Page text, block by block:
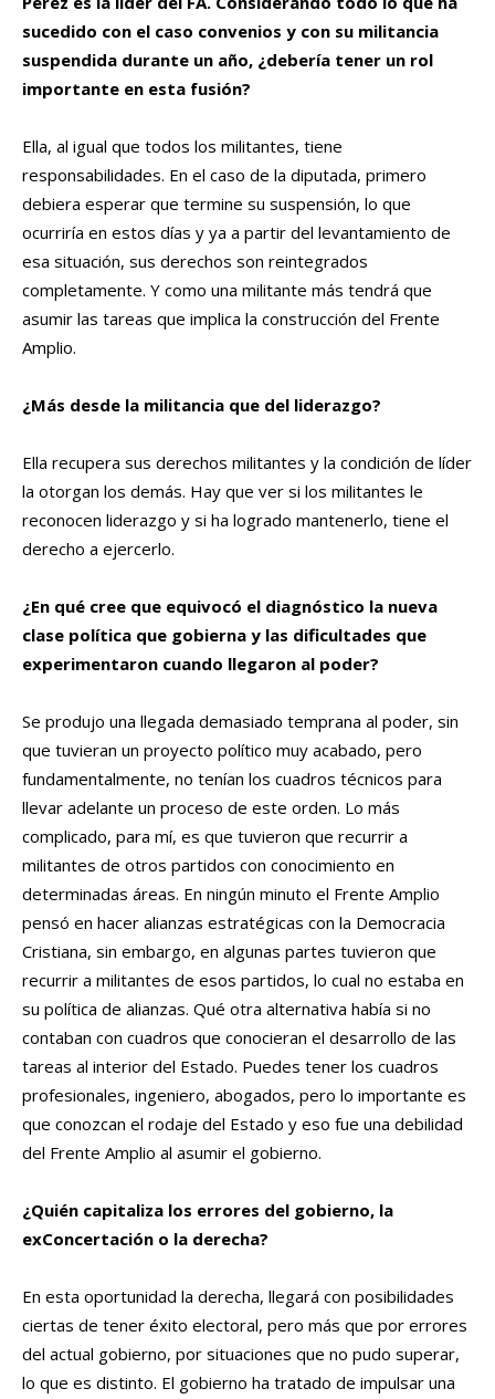
sucedido con el caso convenios y con su militancia
suspendida durante un año, ¿debería tener un rol
importante en esta fusión?
Ella, al igual que todos los militantes, tiene
responsabilidades. En el caso de la diputada, primero
debiera esperar que termine su suspensión, lo que
ocurriría en estos días y ya a partir del levantamiento de
esa situación, sus derechos son reintegrados
completamente. Y como una militante más tendrá que
asumir las tareas que implica la construcción del Frente
Amplio.
¿Más desde la militancia que del liderazgo?
Ella recupera sus derechos militantes y la condición de líder
la otorgan los demás. Hay que ver si los militantes le
reconocen liderazgo y si ha logrado mantenerlo, tiene el
derecho a ejercerlo.
¿En qué cree que equivocó el diagnóstico la nueva
clase política que gobierna y las dificultades que
experimentaron cuando llegaron al poder?
Se produjo una llegada demasiado temprana al poder, sin
que tuvieran un proyecto político muy acabado, pero
fundamentalmente, no tenían los cuadros técnicos para
llevar adelante un proceso de este orden. Lo más
complicado, para mí, es que tuvieron que recurrir a
militantes de otros partidos con conocimiento en
determinadas áreas. En ningún minuto el Frente Amplio
pensó en hacer alianzas estratégicas con la Democracia
Cristiana, sin embargo, en algunas partes tuvieron que
recurrir a militantes de esos partidos, lo cual no estaba en
su política de alianzas. Qué otra alternativa había si no
contaban con cuadros que conocieran el desarrollo de las
tareas al interior del Estado. Puedes tener los cuadros
profesionales, ingeniero, abogados, pero lo importante es
que conozcan el rodaje del Estado y eso fue una debilidad
del Frente Amplio al asumir el gobierno.
¿Quién capitaliza los errores del gobierno, la
exConcertación o la derecha?
En esta oportunidad la derecha, llegará con posibilidades
ciertas de tener éxito electoral, pero más que por errores
del actual gobierno, por situaciones que no pudo superar,
lo que es distinto. El gobierno ha tratado de impulsar una